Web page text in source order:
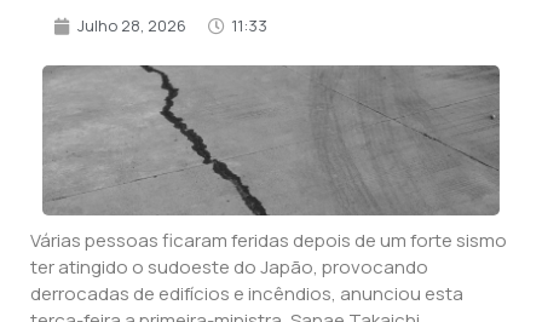
Julho 28, 2026 11:33
Várias pessoas ficaram feridas depois de um forte sismo
ter atingido o sudoeste do Japão, provocando
derrocadas de edifícios e incêndios, anunciou esta